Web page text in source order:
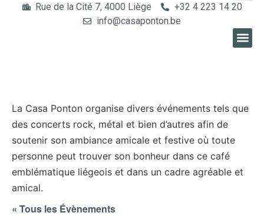
Rue de la Cité 7, 4000 Liège
+32 4 223 14 20
info@casaponton.be
La Casa Ponton organise divers événements tels que
des concerts rock, métal et bien d’autres afin de
soutenir son ambiance amicale et festive où toute
personne peut trouver son bonheur dans ce café
emblématique liégeois et dans un cadre agréable et
amical.
« Tous les Évènements